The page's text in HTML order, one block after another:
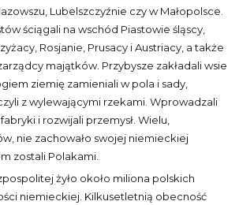
Lubelszczyźnie czy w Małopolsce.
ściągali na wschód Piastowie śląscy,
Rosjanie, Prusacy i Austriacy, a także
majątków. Przybysze zakładali wsie
ziemię zamieniali w pola i sady,
z wylewającymi rzekami. Wprowadzali
i rozwijali przemysł. Wielu,
nie zachowało swojej niemieckiej
zostali Polakami.
żyło około miliona polskich
niemieckiej. Kilkusetletnią obecność